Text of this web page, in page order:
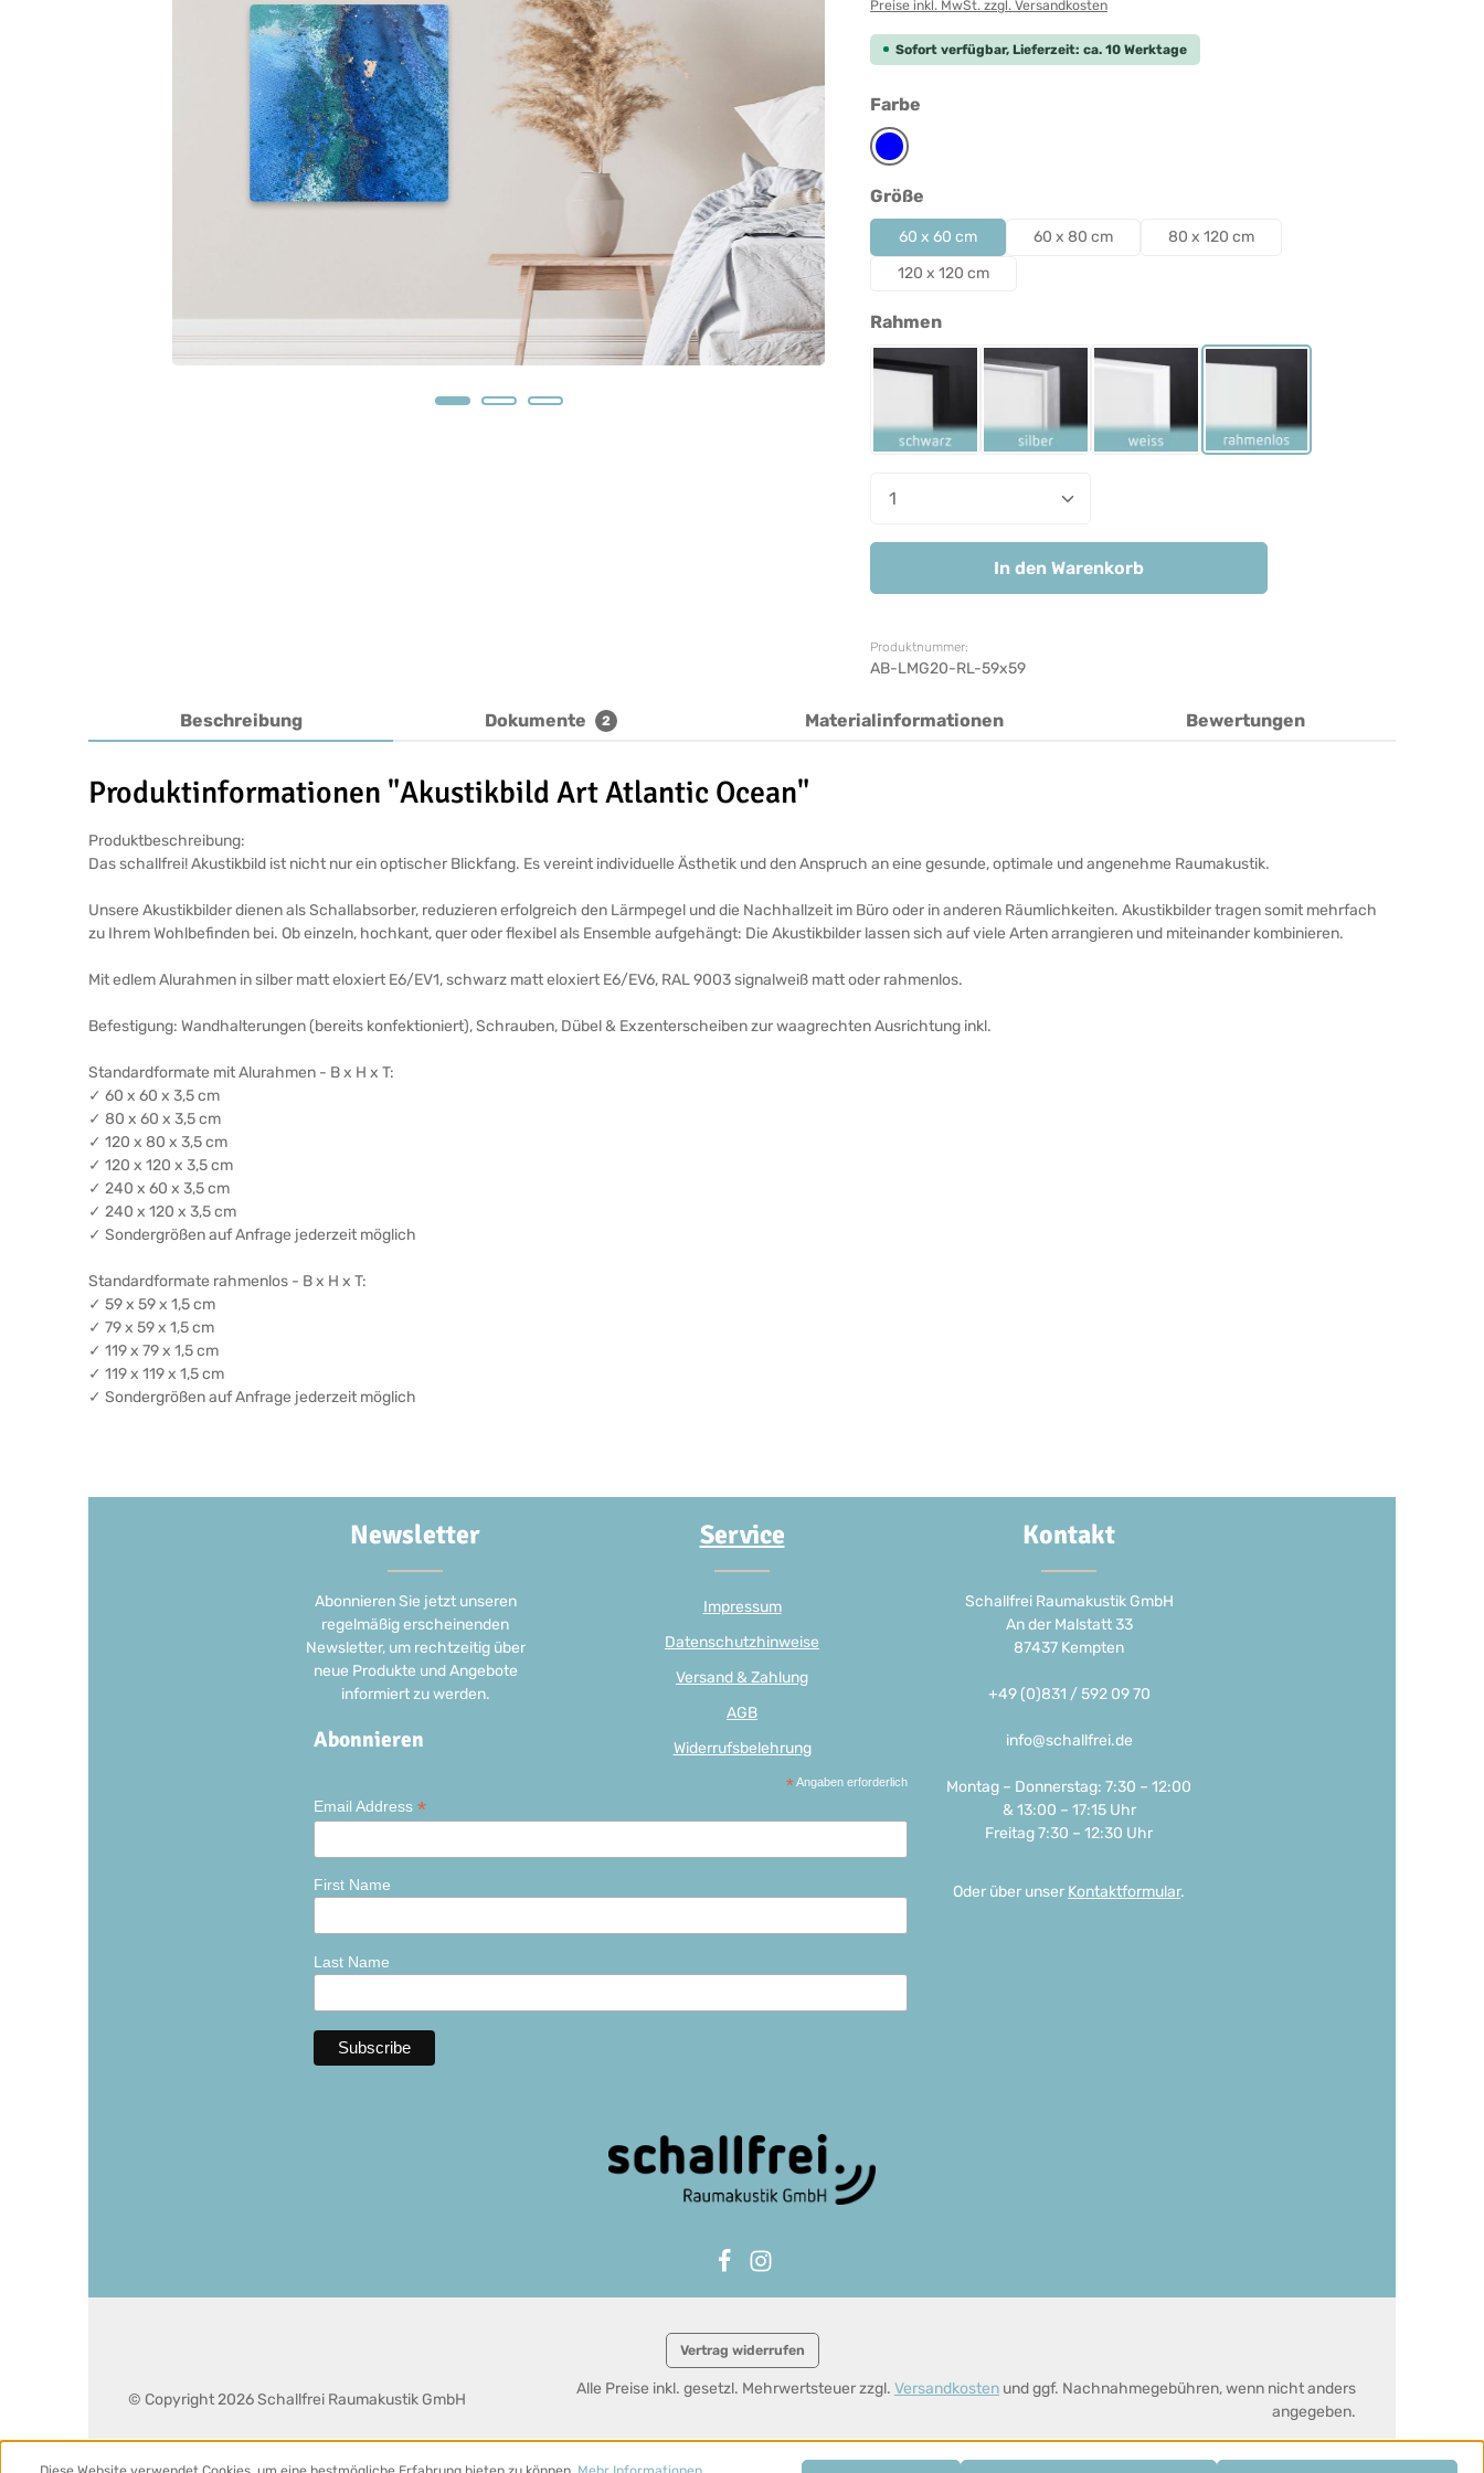
Preise inkl. MwSt. zzgl. Versandkosten
Sofort verfügbar, Lieferzeit: ca. 10 Werktage
Farbe
Blau
Größe
60 x 60 cm 60 x 80 cm
80 x 120 cm
120 x 120 cm
Rahmenauswählen
Produkt Anzahl: Gib den gewünschten Wert ein
In den Warenkorb
Produktnummer:
AB-LMG20-RL-59x59
Beschreibung Dokumente 2 Materialinformationen Bewertungen
Produktinformationen "Akustikbild Art Atlantic Ocean"
Produktbeschreibung:
Das schallfrei! Akustikbild ist nicht nur ein optischer Blickfang. Es vereint individuelle Ästhetik und den Anspruch an eine gesunde, optimale und angenehme Raumakustik.
Unsere Akustikbilder dienen als Schallabsorber, reduzieren erfolgreich den Lärmpegel und die Nachhallzeit im Büro oder in anderen Räumlichkeiten. Akustikbilder tragen somit mehrfach
zu Ihrem Wohlbefinden bei. Ob einzeln, hochkant, quer oder flexibel als Ensemble aufgehängt: Die Akustikbilder lassen sich auf viele Arten arrangieren und miteinander kombinieren.
Mit edlem Alurahmen in silber matt eloxiert E6/EV1, schwarz matt eloxiert E6/EV6, RAL 9003 signalweiß matt oder rahmenlos.
Befestigung: Wandhalterungen (bereits konfektioniert), Schrauben, Dübel & Exzenterscheiben zur waagrechten Ausrichtung inkl.
Standardformate mit Alurahmen - B x H x T:
✓ 60 x 60 x 3,5 cm
✓ 80 x 60 x 3,5 cm
✓ 120 x 80 x 3,5 cm
✓ 120 x 120 x 3,5 cm
✓ 240 x 60 x 3,5 cm
✓ 240 x 120 x 3,5 cm
✓ Sondergrößen auf Anfrage jederzeit möglich
Standardformate rahmenlos - B x H x T:
✓ 59 x 59 x 1,5 cm
✓ 79 x 59 x 1,5 cm
✓ 119 x 79 x 1,5 cm
✓ 119 x 119 x 1,5 cm
✓ Sondergrößen auf Anfrage jederzeit möglich
Newsletter
Abonnieren Sie jetzt unseren
regelmäßig erscheinenden
Newsletter, um rechtzeitig über
neue Produkte und Angebote
informiert zu werden.
Abonnieren
* Angaben erforderlich
Email Address *
First Name
Last Name
Service
Impressum
Datenschutzhinweise
Versand & Zahlung
AGB
Widerrufsbelehrung
Kontakt
Schallfrei Raumakustik GmbH
An der Malstatt 33
87437 Kempten
+49 (0)831 / 592 09 70
info@schallfrei.de
Montag – Donnerstag: 7:30 – 12:00
& 13:00 – 17:15 Uhr
Freitag 7:30 – 12:30 Uhr
Oder über unser Kontaktformular.
Vertrag widerrufen
© Copyright 2026 Schallfrei Raumakustik GmbH
Alle Preise inkl. gesetzl. Mehrwertsteuer zzgl. Versandkosten und ggf. Nachnahmegebühren, wenn nicht anders
angegeben.